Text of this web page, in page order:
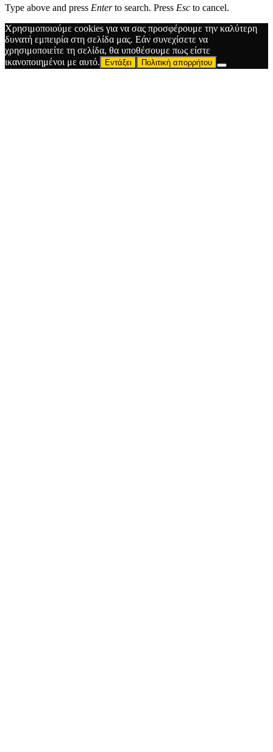
Type above and press Enterto search. Press Esc to cancel.
Χρησιμοποιούμε cookies για να σας προσφέρουμε την καλύτερη
δυνατή εμπειρία στη σελίδα μας. Εάν συνεχίσετε να
χρησιμοποιείτε τη σελίδα, θα υποθέσουμε πως είστε
ικανοποιημένοι με αυτό.
Εντάξει Πολιτική απορρήτου